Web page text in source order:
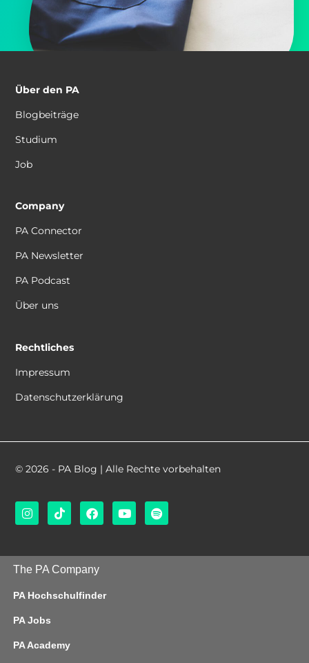
Über den PA
Blogbeiträge
Studium
Job
Company
PA Connector
PA Newsletter
PA Podcast
Über uns
Rechtliches
Impressum
Datenschutzerklärung
© 2026 - PA Blog | Alle Rechte vorbehalten
The PA Company
PA Hochschulfinder
PA Jobs
PA Academy